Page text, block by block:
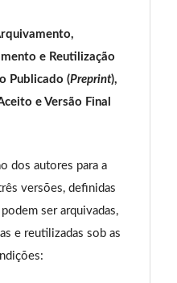
e Reutilização
Publicado (Preprint),
e Versão Final
dos autores para a
versões, definidas
ser arquivadas,
e reutilizadas sob as